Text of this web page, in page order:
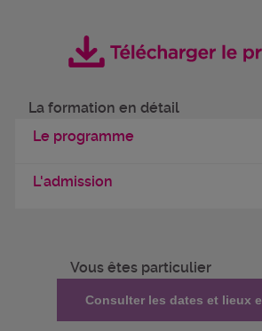
La formation en détail
Le programme
L'admission
Vous êtes particulier
Consulter les dates et lieux